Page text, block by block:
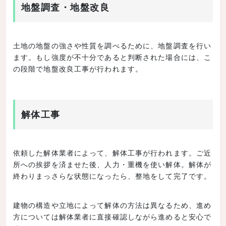
地盤調査・地盤改良
土地の地盤の強さや性質を調べるために、地盤調査を行い
ます。もし強度が不十分であると判断された場合には、こ
の段階で地盤改良工事が行われます。
解体工事
依頼した解体業者によって、解体工事が行われます。ご近
所への挨拶を済ませた後、人力・重機を使い解体。解体が
終わりまっさらな状態になったら、整地をして完了です。
建物の構造や立地によって解体の方法は異なるため、進め
方については解体業者に直接確認しながら進めると安心で